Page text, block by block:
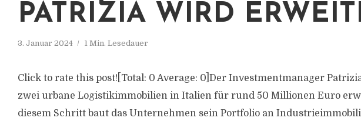
PATRIZIA WIRD
3. Januar 2024 1 Min. Lesedauer
Click to rate this post![Total: 0 Average: 0]Der Investmentmanager
zwei urbane Logistikimmobilien in Italien für rund 50 Millionen Euro
diesem Schritt baut das Unternehmen sein Portfolio an